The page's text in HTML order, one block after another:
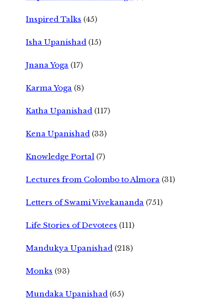
Inspired Talks (45)
Isha Upanishad (15)
Jnana Yoga (17)
Karma Yoga (8)
Katha Upanishad (117)
Kena Upanishad (33)
Knowledge Portal (7)
Lectures from Colombo to Almora (31)
Letters of Swami Vivekananda (751)
Life Stories of Devotees (111)
Mandukya Upanishad (218)
Monks (93)
Mundaka Upanishad (65)